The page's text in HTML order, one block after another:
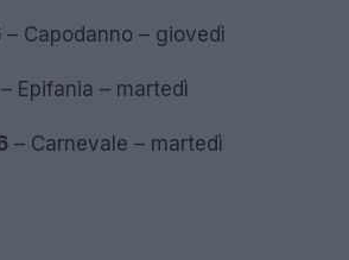
– Capodanno – giovedì
– Epifania – martedì
– Carnevale – martedì